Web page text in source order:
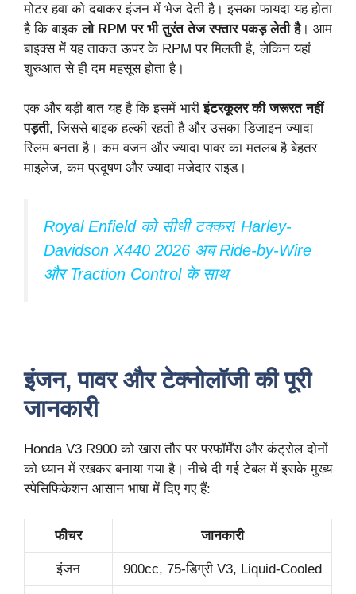
मोटर हवा को दबाकर इंजन में भेज देती है। इसका फायदा यह होता
है कि बाइकलो RPM पर भी तुरंत तेज रफ्तार पकड़ लेती है। आम
बाइक्स में यह ताकत ऊपर के RPM पर मिलती है, लेकिन यहां
शुरुआत से ही दम महसूस होता है।
एक और बड़ी बात यह है कि इसमें भारीइंटरकूलर की जरूरत नहीं
पड़ती, जिससे बाइक हल्की रहती है और उसका डिजाइन ज्यादा
स्लिम बनता है। कम वजन और ज्यादा पावर का मतलब है बेहतर
माइलेज, कम प्रदूषण और ज्यादा मजेदार राइड।
Royal Enfield को सीधी टक्कर! Harley-
Davidson X440 2026 अब Ride-by-Wire
और Traction Control के साथ
इंजन, पावर और टेक्नोलॉजी की पूरी
जानकारी
Honda V3 R900 को खास तौर पर परफॉर्मेंस और कंट्रोल दोनों
को ध्यान में रखकर बनाया गया है। नीचे दी गई टेबल में इसके मुख्य
स्पेसिफिकेशन आसान भाषा में दिए गए हैं:
फीचर जानकारी
इंजन 900cc, 75-डिग्री V3, Liquid-Cooled